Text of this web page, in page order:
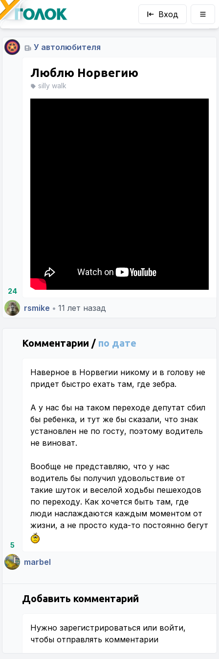
Вход
У автолюбителя
24
Люблю Норвегию
silly walk
rsmike • 11 лет назад
Комментарии / по дате
5
Наверное в Норвегии никому и в голову не
придет быстро ехать там, где зебра.
А у нас бы на таком переходе депутат сбил
бы ребенка, и тут же бы сказали, что знак
установлен не по госту, поэтому водитель
не виноват.
Вообще не представляю, что у нас
водитель бы получил удовольствие от
такие шуток и веселой ходьбы пешеходов
по переходу. Как хочется быть там, где
люди наслаждаются каждым моментом от
жизни, а не просто куда-то постоянно бегут
marbel
Добавить комментарий
Нужно зарегистрироваться или войти,
чтобы отправлять комментарии